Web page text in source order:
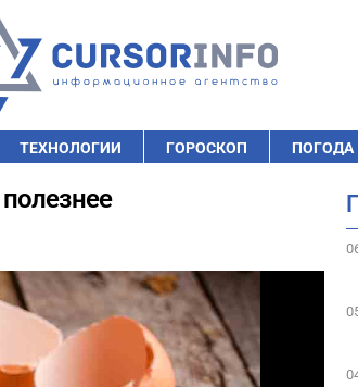
ТЕХНОЛОГИИ ГОРОСКОП ПОГОДА